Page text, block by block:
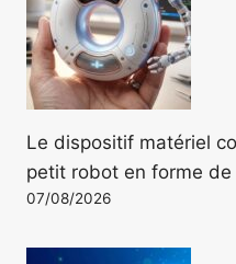
Le dispositif matériel
petit robot en forme
07/08/2026